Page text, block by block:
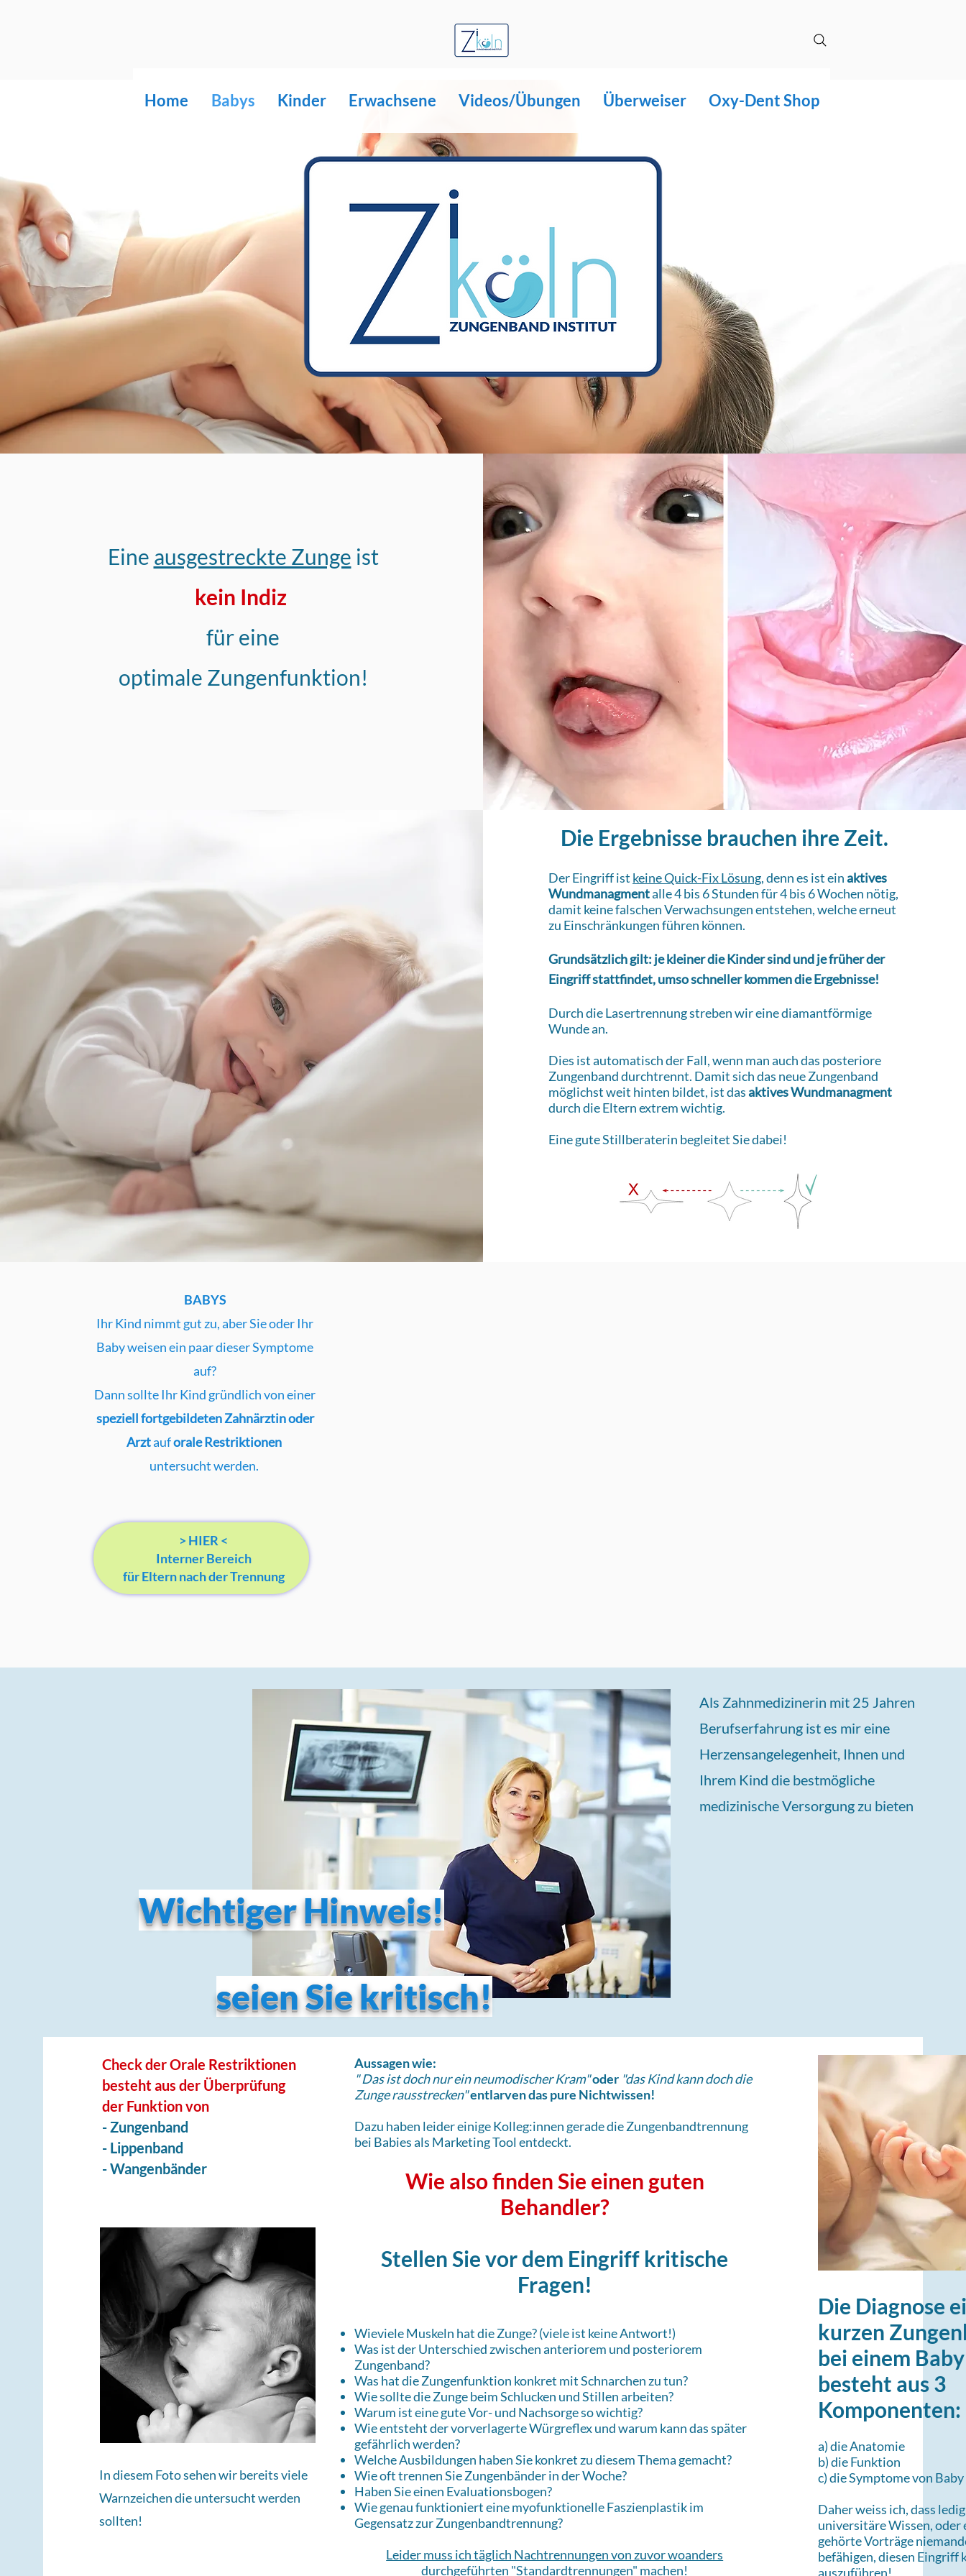
Home Babys Kinder Erwachsene Videos/Übungen Überweiser Oxy-Dent Shop
Eine ausgestreckte Zunge ist
kein Indiz
für eine
optimale Zungenfunktion!
Die Ergebnisse brauchen ihre Zeit.
Der Eingriff ist keine Quick-Fix Lösung, denn es ist einaktives
Wundmanagmentalle 4 bis 6 Stunden für 4 bis 6 Wochen nötig,
damit keine falschen Verwachsungen entstehen, welche erneut
zu Einschränkungen führen können.
Grundsätzlich gilt: je kleiner die Kinder sind und je früher der
Eingriff stattfindet, umso schneller kommen die Ergebnisse!
Durch die Lasertrennung streben wir eine diamantförmige
Wunde an.
Dies ist automatisch der Fall, wenn man auch das posteriore
Zungenband durchtrennt. Damit sich das neue Zungenband
möglichst weit hinten bildet, ist dasaktives Wundmanagment
durch die Eltern extrem wichtig.
Eine gute Stillberaterin begleitet Sie dabei!
BABYS
Ihr Kind nimmt gut zu, aber Sie oder Ihr
Baby weisen ein paar dieser Symptome
auf?
Dann sollte Ihr Kind gründlich von einer
speziell fortgebildeten Zahnärztin oder
Arztauforale Restriktionen
untersucht werden.
> HIER <
Interner Bereich
für Eltern nach der Trennung
seien Sie kritisch!
Wichtiger Hinweis!
Als Zahnmedizinerin mit 25 Jahren
Berufserfahrung ist es mir eine
Herzensangelegenheit, Ihnen und
Ihrem Kind die bestmögliche
medizinische Versorgung zu bieten
Check der Orale Restriktionen
besteht aus der Überprüfung
der Funktion von
- Zungenband
- Lippenband
- Wangenbänder
In diesem Foto sehen wir bereits viele
Warnzeichen die untersucht werden
sollten!
Aussagen wie:
" Das ist doch nur ein neumodischer Kram"oder "das Kind kann doch die
Zunge rausstrecken"​entlarven das pure Nichtwissen!
Dazu haben leider einige Kolleg:innen gerade die Zungenbandtrennung
bei Babies als Marketing Tool entdeckt. ​
Wie also finden Sie einen guten
Behandler?
Stellen Sie vor dem Eingriff kritische
Fragen!
Wieviele Muskeln hat die Zunge? (viele ist keine Antwort!)
Was ist der Unterschied zwischen anteriorem und posteriorem
Zungenband?
Was hat die Zungenfunktion konkret mit Schnarchen zu tun?
Wie sollte die Zunge beim Schlucken und Stillen arbeiten?
Warum ist eine gute Vor- und Nachsorge so wichtig?
Wie entsteht der vorverlagerte Würgreflex und warum kann das später
gefährlich werden?
Welche Ausbildungen haben Sie konkret zu diesem Thema gemacht?
Wie oft trennen Sie Zungenbänder in der Woche?
Haben Sie einen Evaluationsbogen?
Wie genau funktioniert eine myofunktionelle Faszienplastik im
Gegensatz zur Zungenbandtrennung?​
Leider muss ich täglich Nachtrennungen von zuvor woanders
durchgeführten "Standardtrennungen" machen!
Die Diagnose
kurzen
bei einem Baby
besteht aus 3
Komponenten:
a) die Anatomie
b) die Funktion
c) die Symptome von
Daher weiss ich, dass
universitäre Wissen, oder
gehörte Vorträge
befähigen, diesen Eingriff
auszuführen! ​